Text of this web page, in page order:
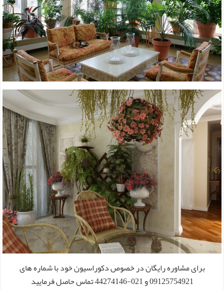
برای مشاوره رایگان در خصوص دکوراسیون خود با شماره های
09125754921 و 021-44274146 تماس حاصل فرمایید